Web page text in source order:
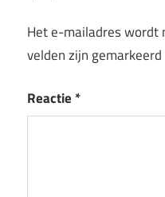
Het e-mailadres wordt
velden zijn
Reactie *